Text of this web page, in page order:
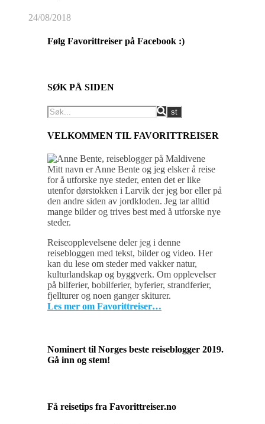
24/08/2018
Følg Favorittreiser på Facebook :)
SØK PÅ SIDEN
VELKOMMEN TIL FAVORITTREISER
Mitt navn er Anne Bente og jeg elsker å reise
for å utforske nye steder, enten det er like
utenfor dørstokken i Larvik der jeg bor eller på
den andre siden av jordkloden. Jeg tar alltid
mange bilder og trives best med å utforske nye
steder.
Reiseopplevelsene deler jeg i denne
reisebloggen med tekst, bilder og video. Her
kan du lese om steder med vakker natur,
kulturlandskap og byggverk. Om opplevelser
på bilferier, bobilferier, byferier, strandferier,
fjellturer og noen ganger skiturer.
Les mer om Favorittreiser…
Nominert til Norges beste reiseblogger 2019.
Gå inn og stem!
Få reisetips fra Favorittreiser.no